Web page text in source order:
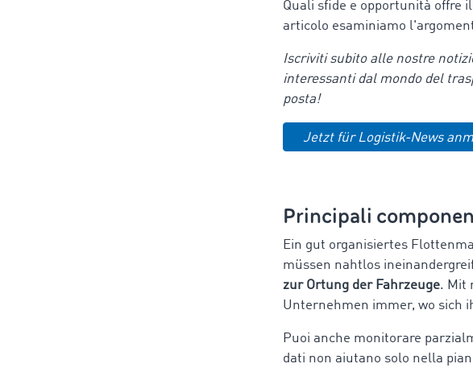
Quali sfide e opportunità offre
articolo esaminiamo
Iscriviti subito alle nostre
interessanti dal mondo del
posta!
Jetzt für Logistik-News
Principali
Ein gut organisiertes
müssen nahtlos
zur Ortung der Fahrzeuge. Mit
Unternehmen immer, wo sich
Puoi anche monitorare
dati non aiutano solo nella